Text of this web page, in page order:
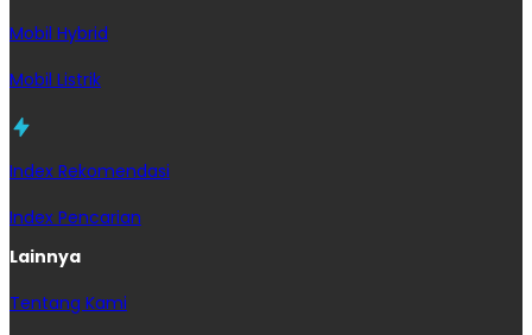
Mobil Hybrid
Mobil Listrik
Index Rekomendasi
Index Pencarian
Lainnya
Tentang Kami